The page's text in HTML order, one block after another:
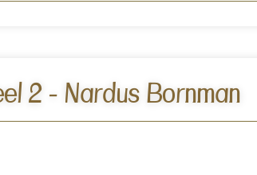
2 - Nardus Bornman